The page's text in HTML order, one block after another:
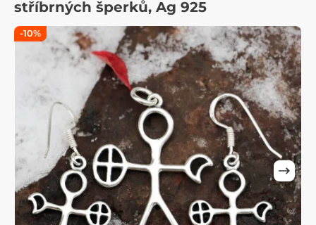
stříbrných šperků, Ag 925
-10%